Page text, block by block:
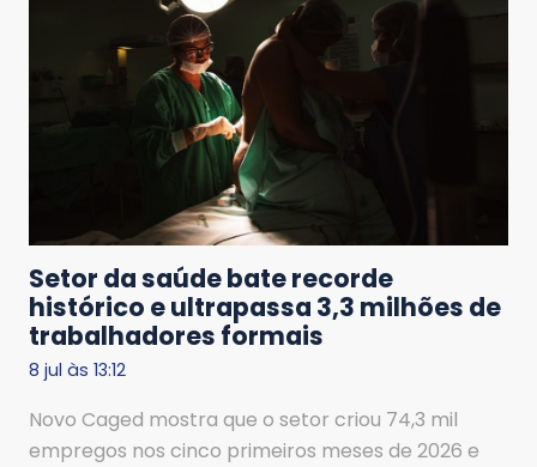
Setor da saúde bate recorde
histórico e ultrapassa 3,3 milhões de
trabalhadores formais
8 jul às 13:12
Novo Caged mostra que o setor criou 74,3 mil
empregos nos cinco primeiros meses de 2026 e